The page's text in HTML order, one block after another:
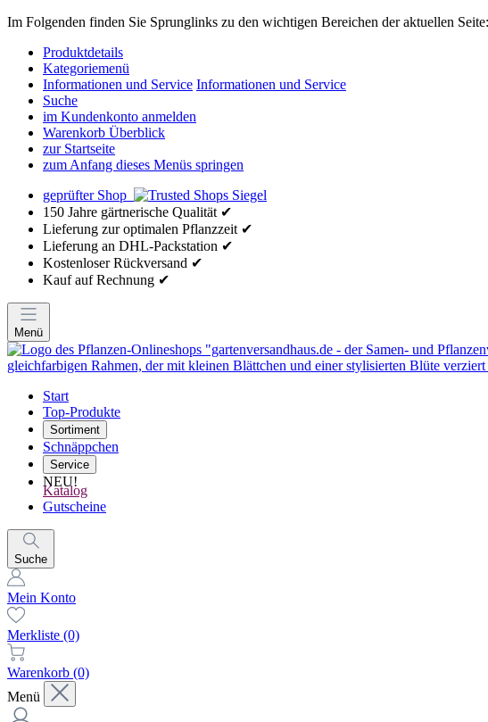
Im Folgenden finden Sie Sprunglinks zu den wichtigen Bereichen der aktuellen Seite:
Produktdetails
Kategoriemenü
Informationen und Service Informationen und Service
Suche
im Kundenkonto anmelden
Warenkorb Überblick
zur Startseite
zum Anfang dieses Menüs springen
geprüfter Shop
150 Jahre gärtnerische Qualität ✔
Lieferung zur optimalen Pflanzzeit ✔
Lieferung an DHL-Packstation ✔
Kostenloser Rückversand ✔
Kauf auf Rechnung ✔
Menü
Start
Top-Produkte
Sortiment
Schnäppchen
Service
NEU!
Katalog
Gutscheine
Suche
Mein Konto
Merkliste (0)
Warenkorb (0)
Menü